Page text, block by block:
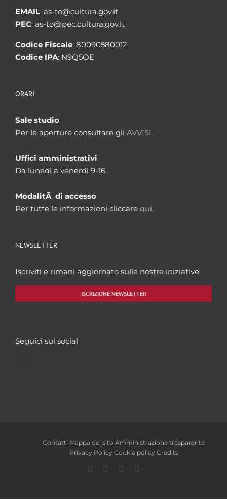
EMAIL: as-to@cultura.gov.it
PEC: as-to@pec.cultura.gov.it
Codice Fiscale: 80090580012
Codice IPA: N9Q5OE
ORARI
Sale studio
Per le aperture consultare gli AVVISI.
Uffici amministrativi
Da lunedì a venerdì 9-16.
ModalitÃ di accesso
Per tutte le informazioni cliccare qui.
NEWSLETTER
Iscriviti e rimani aggiornato sulle nostre iniziative
ISCRIZIONE NEWSLETTER
Seguici sui social
Contatti Mappa del sito Amministrazione trasparente
Privacy Policy Cookie policy Credits
Facebook
TwitterYouTube